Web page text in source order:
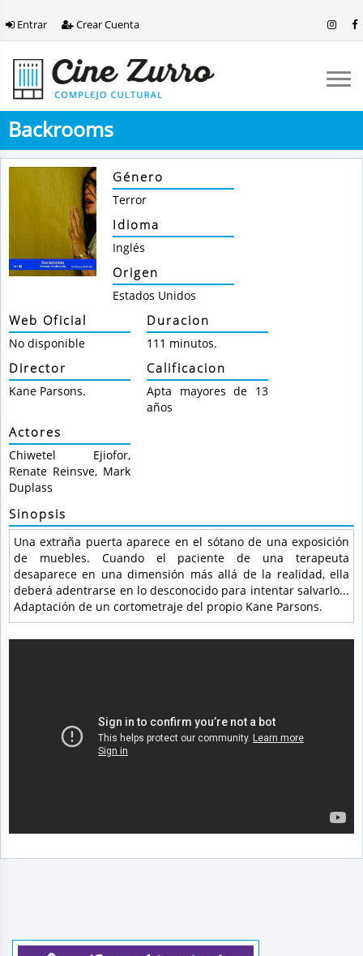
Entrar Crear Cuenta
Backrooms
Género
Terror
Idioma
Inglés
Origen
Estados Unidos
Web Oficial
No disponible
Duracion
111 minutos.
Director
Kane Parsons.
Calificacion
Apta mayores de 13
años
Actores
Chiwetel Ejiofor,
Renate Reinsve, Mark
Duplass
Sinopsis
Una extraña puerta aparece en el sótano de una exposición
de muebles. Cuando el paciente de una terapeuta
desaparece en una dimensión más allá de la realidad, ella
deberá adentrarse en lo desconocido para intentar salvarlo...
Adaptación de un cortometraje del propio Kane Parsons.